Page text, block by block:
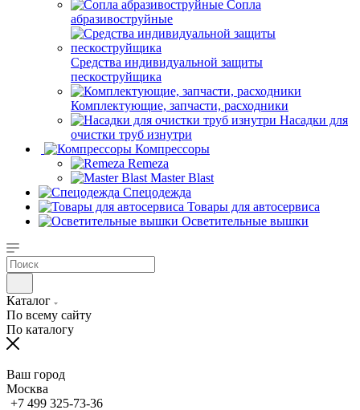
Сопла
абразивоструйные
Средства индивидуальной защиты
пескоструйщика
Комплектующие, запчасти, расходники
Насадки для
очистки труб изнутри
Компрессоры
Remeza
Master Blast
Спецодежда
Товары для автосервиса
Осветительные вышки
Каталог
По всему сайту
По каталогу
Ваш город
Москва
+7 499 325-73-36